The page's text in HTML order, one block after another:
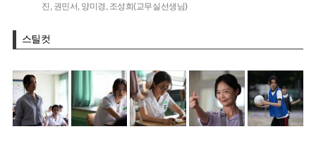
진, 권민서, 양미경, 조성희(교무실선생님)
스틸컷